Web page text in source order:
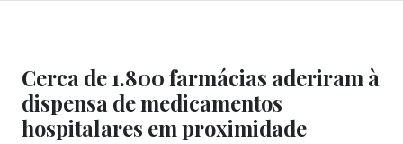
Cerca de 1.800 farmácias aderiram à
dispensa de medicamentos
hospitalares em proximidade